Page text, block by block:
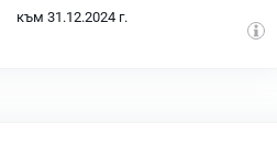
към 31.12.2024 г.